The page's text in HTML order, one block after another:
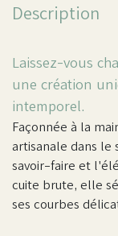
Description
Laissez-vous
une création
intemporel.
Façonnée à la
artisanale dans le
savoir-faire et
cuite brute, elle
ses courbes